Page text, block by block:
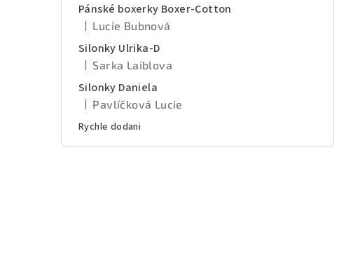
Pánské boxerky Boxer-Cotton
Hodnocení produktu je 5 z 5 hvězdiček.
| Lucie Bubnová
Silonky Ulrika-D
Hodnocení produktu je 5 z 5 hvězdiček.
| Sarka Laiblova
Silonky Daniela
Hodnocení produktu je 5 z 5 hvězdiček.
| Pavlíčková Lucie
Rychle dodani